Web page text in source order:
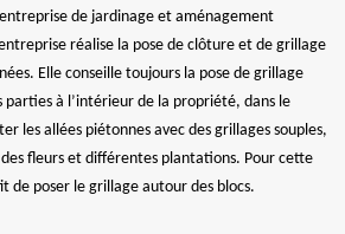
de jardinage et aménagement
réalise la pose de clôture et de grillage
Elle conseille toujours la pose de grillage
à l’intérieur de la propriété, dans le
les allées piétonnes avec des grillages souples,
fleurs et différentes plantations. Pour cette
de poser le grillage autour des blocs.